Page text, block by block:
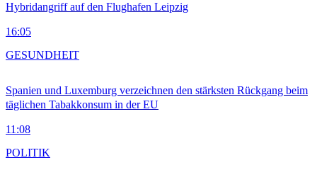
Hybridangriff auf den Flughafen Leipzig
16:05
Spanien und Luxemburg verzeichnen den stärksten Rückgang beim
täglichen Tabakkonsum in der EU
11:08
GESUNDHEIT
POLITIK